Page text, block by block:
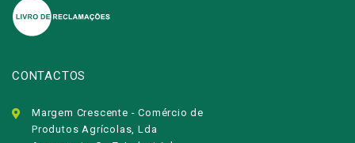
CONTACTOS
Margem Crescente - Comércio de
Produtos Agrícolas, Lda